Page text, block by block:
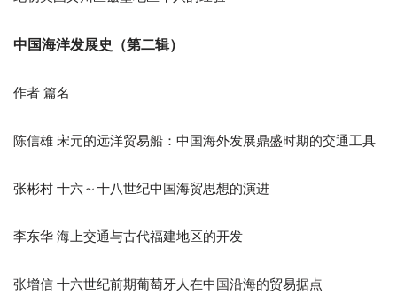
中国海洋发展史（第二辑）
作者 篇名
陈信雄 宋元的远洋贸易船：中国海外发展鼎盛时期的交通工具
张彬村 十六～十八世纪中国海贸思想的演进
李东华 海上交通与古代福建地区的开发
张增信 十六世纪前期葡萄牙人在中国沿海的贸易据点